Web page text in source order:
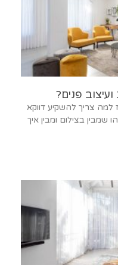
פנים?
למה צריך להשקיע דווקא
בצילום ומבין איך